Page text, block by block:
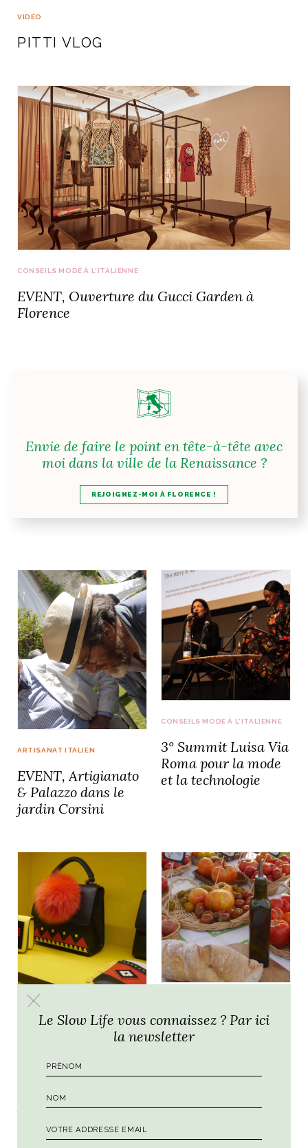
VIDEO
PITTI VLOG
CONSEILS MODE À L'ITALIENNE
EVENT, Ouverture du Gucci Garden à
Florence
Envie de faire le point en tête-à-tête avec
moi dans la ville de la Renaissance ?
REJOIGNEZ-MOI À FLORENCE !
ARTISANAT ITALIEN
EVENT, Artigianato
& Palazzo dans le
jardin Corsini
CONSEILS MODE À L'ITALIENNE
3° Summit Luisa Via
Roma pour la mode
et la technologie
Florence de la
Joueurs
Festa dei Pomodori
Le Slow Life vous connaissez ? Par ici
la newsletter